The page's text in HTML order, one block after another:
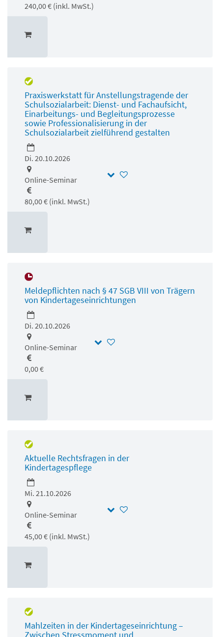
240,00 € (inkl. MwSt.)
Praxiswerkstatt für Anstellungstragende der
Schulsozialarbeit: Dienst- und Fachaufsicht,
Einarbeitungs- und Begleitungsprozesse
sowie Professionalisierung in der
Schulsozialarbeit zielführend gestalten
Di. 20.10.2026
Online-Seminar
80,00 € (inkl. MwSt.)
Meldepflichten nach § 47 SGB VIII von Trägern
von Kindertageseinrichtungen
Di. 20.10.2026
Online-Seminar
0,00 €
Aktuelle Rechtsfragen in der
Kindertagespflege
Mi. 21.10.2026
Online-Seminar
45,00 € (inkl. MwSt.)
Mahlzeiten in der Kindertageseinrichtung –
Zwischen Stressmoment und